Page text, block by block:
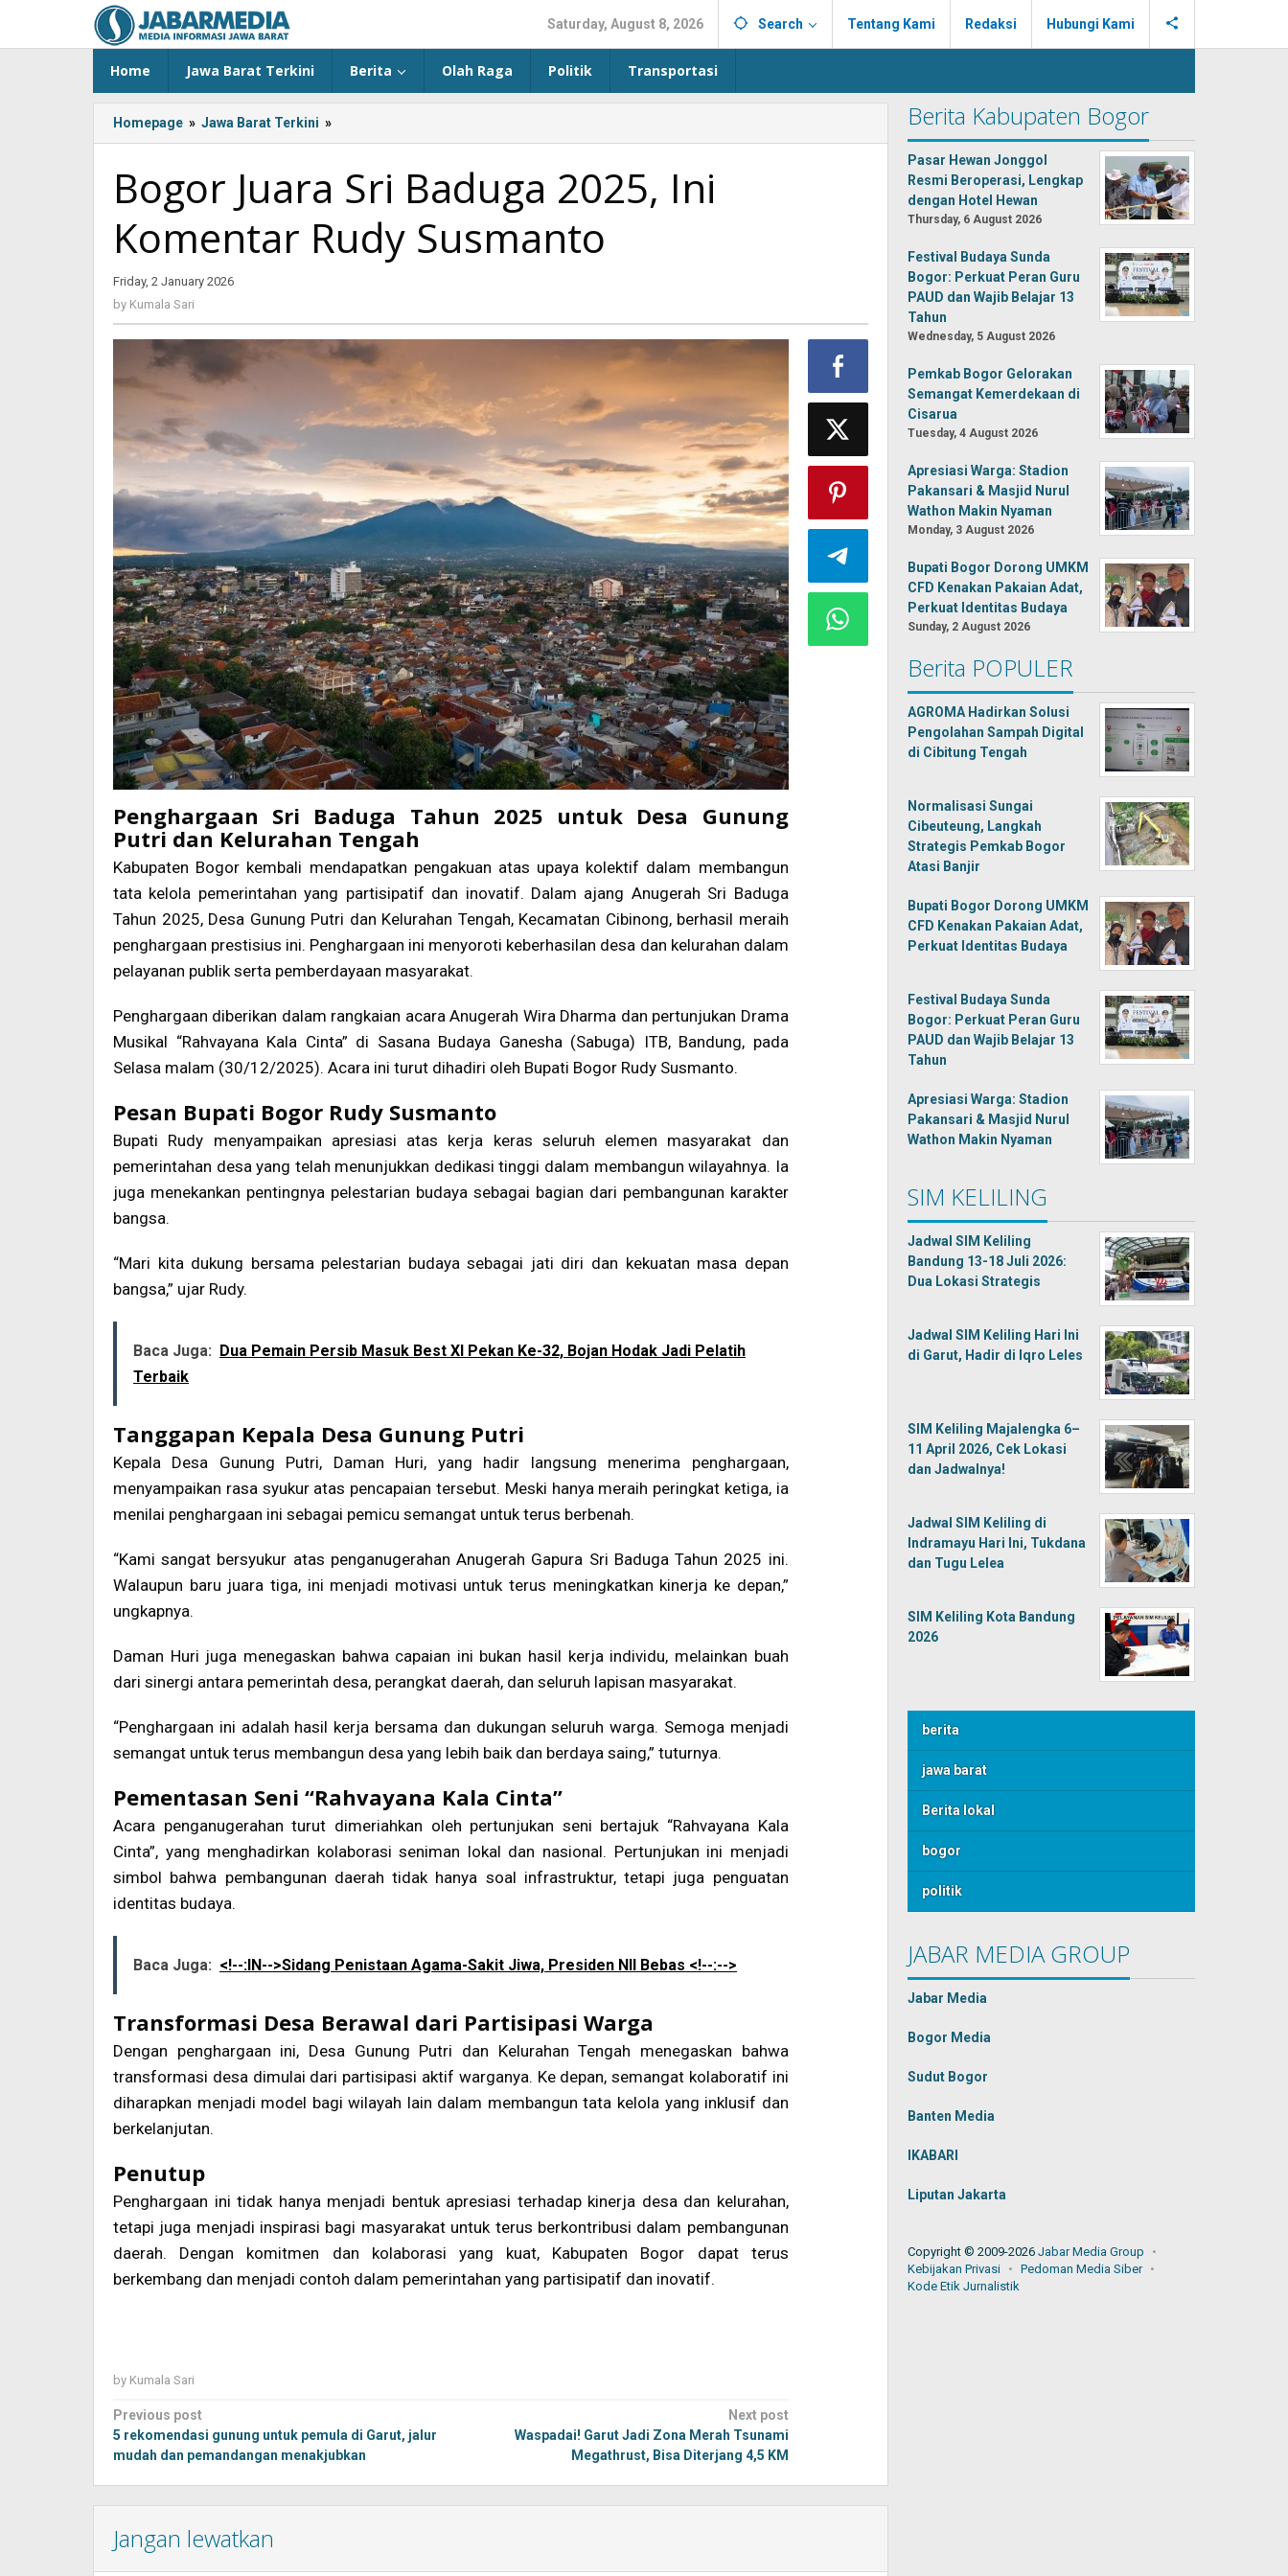
content
Saturday, August 8, 2026 Search Tentang Kami Redaksi Hubungi Kami
Home Jawa Barat Terkini Berita Olah Raga Politik Transportasi
Homepage » Jawa Barat Terkini »
Juara
Baduga
2025,
Komentar
Bogor Juara Sri Baduga 2025, Ini
Komentar Rudy Susmanto
Friday, 2 January 2026
by Kumala Sari
Penghargaan Sri Baduga Tahun 2025 untuk Desa Gunung
Putri dan Kelurahan Tengah
Kabupaten Bogor kembali mendapatkan pengakuan atas upaya kolektif dalam membangun
tata kelola pemerintahan yang partisipatif dan inovatif. Dalam ajang Anugerah Sri Baduga
Tahun 2025, Desa Gunung Putri dan Kelurahan Tengah, Kecamatan Cibinong, berhasil meraih
penghargaan prestisius ini. Penghargaan ini menyoroti keberhasilan desa dan kelurahan dalam
pelayanan publik serta pemberdayaan masyarakat.
Penghargaan diberikan dalam rangkaian acara Anugerah Wira Dharma dan pertunjukan Drama
Musikal “Rahvayana Kala Cinta” di Sasana Budaya Ganesha (Sabuga) ITB, Bandung, pada
Selasa malam (30/12/2025). Acara ini turut dihadiri oleh Bupati Bogor Rudy Susmanto.
Pesan Bupati Bogor Rudy Susmanto
Bupati Rudy menyampaikan apresiasi atas kerja keras seluruh elemen masyarakat dan
pemerintahan desa yang telah menunjukkan dedikasi tinggi dalam membangun wilayahnya. Ia
juga menekankan pentingnya pelestarian budaya sebagai bagian dari pembangunan karakter
bangsa.
“Mari kita dukung bersama pelestarian budaya sebagai jati diri dan kekuatan masa depan
bangsa,” ujar Rudy.
Baca Juga: Dua Pemain Persib Masuk Best XI Pekan Ke-32, Bojan Hodak Jadi Pelatih
Terbaik
Tanggapan Kepala Desa Gunung Putri
Kepala Desa Gunung Putri, Daman Huri, yang hadir langsung menerima penghargaan,
menyampaikan rasa syukur atas pencapaian tersebut. Meski hanya meraih peringkat ketiga, ia
menilai penghargaan ini sebagai pemicu semangat untuk terus berbenah.
“Kami sangat bersyukur atas penganugerahan Anugerah Gapura Sri Baduga Tahun 2025 ini.
Walaupun baru juara tiga, ini menjadi motivasi untuk terus meningkatkan kinerja ke depan,”
ungkapnya.
Daman Huri juga menegaskan bahwa capaian ini bukan hasil kerja individu, melainkan buah
dari sinergi antara pemerintah desa, perangkat daerah, dan seluruh lapisan masyarakat.
“Penghargaan ini adalah hasil kerja bersama dan dukungan seluruh warga. Semoga menjadi
semangat untuk terus membangun desa yang lebih baik dan berdaya saing,” tuturnya.
Pementasan Seni “Rahvayana Kala Cinta”
Acara penganugerahan turut dimeriahkan oleh pertunjukan seni bertajuk “Rahvayana Kala
Cinta”, yang menghadirkan kolaborasi seniman lokal dan nasional. Pertunjukan ini menjadi
simbol bahwa pembangunan daerah tidak hanya soal infrastruktur, tetapi juga penguatan
identitas budaya.
Baca Juga: <!--:IN-->Sidang Penistaan Agama-Sakit Jiwa, Presiden NII Bebas <!--:-->
Transformasi Desa Berawal dari Partisipasi Warga
Dengan penghargaan ini, Desa Gunung Putri dan Kelurahan Tengah menegaskan bahwa
transformasi desa dimulai dari partisipasi aktif warganya. Ke depan, semangat kolaboratif ini
diharapkan menjadi model bagi wilayah lain dalam membangun tata kelola yang inklusif dan
berkelanjutan.
Penutup
Penghargaan ini tidak hanya menjadi bentuk apresiasi terhadap kinerja desa dan kelurahan,
tetapi juga menjadi inspirasi bagi masyarakat untuk terus berkontribusi dalam pembangunan
daerah. Dengan komitmen dan kolaborasi yang kuat, Kabupaten Bogor dapat terus
berkembang dan menjadi contoh dalam pemerintahan yang partisipatif dan inovatif.
by Kumala Sari
Post
navigation
Previous post
5 rekomendasi gunung untuk pemula di Garut, jalur
mudah dan pemandangan menakjubkan
Next post
Waspadai! Garut Jadi Zona Merah Tsunami
Megathrust, Bisa Diterjang 4,5 KM
Jangan lewatkan
Berita Kabupaten Bogor
Pasar Hewan Jonggol
Resmi Beroperasi, Lengkap
dengan Hotel Hewan
Thursday, 6 August 2026
Festival Budaya Sunda
Bogor: Perkuat Peran Guru
PAUD dan Wajib Belajar 13
Tahun
Wednesday, 5 August 2026
Pemkab Bogor Gelorakan
Semangat Kemerdekaan di
Cisarua
Tuesday, 4 August 2026
Apresiasi Warga: Stadion
Pakansari & Masjid Nurul
Wathon Makin Nyaman
Monday, 3 August 2026
Bupati Bogor Dorong UMKM
CFD Kenakan Pakaian Adat,
Perkuat Identitas Budaya
Sunday, 2 August 2026
Berita POPULER
AGROMA Hadirkan Solusi
Pengolahan Sampah Digital
di Cibitung Tengah
Normalisasi Sungai
Cibeuteung, Langkah
Strategis Pemkab Bogor
Atasi Banjir
Bupati Bogor Dorong UMKM
CFD Kenakan Pakaian Adat,
Perkuat Identitas Budaya
Festival Budaya Sunda
Bogor: Perkuat Peran Guru
PAUD dan Wajib Belajar 13
Tahun
Apresiasi Warga: Stadion
Pakansari & Masjid Nurul
Wathon Makin Nyaman
SIM KELILING
Jadwal SIM Keliling
Bandung 13-18 Juli 2026:
Dua Lokasi Strategis
Jadwal SIM Keliling Hari Ini
di Garut, Hadir di Iqro Leles
SIM Keliling Majalengka 6–
11 April 2026, Cek Lokasi
dan Jadwalnya!
Jadwal SIM Keliling di
Indramayu Hari Ini, Tukdana
dan Tugu Lelea
SIM Keliling Kota Bandung
2026
berita
jawa barat
Berita lokal
bogor
politik
JABAR MEDIA GROUP
Jabar Media
Bogor Media
Sudut Bogor
Banten Media
IKABARI
Liputan Jakarta
Copyright © 2009-2026Jabar Media Group
Kebijakan Privasi
Pedoman Media Siber
Kode Etik Jurnalistik